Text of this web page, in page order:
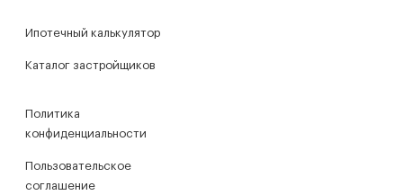
Ипотечный калькулятор
Каталог застройщиков
Политика
конфиденциальности
Пользовательское
соглашение